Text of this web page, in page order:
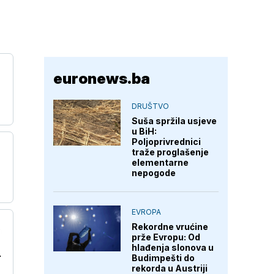
euronews.ba
DRUŠTVO
Suša spržila usjeve
u BiH:
Poljoprivrednici
traže proglašenje
elementarne
nepogode
EVROPA
Rekordne vrućine
prže Evropu: Od
hlađenja slonova u
Budimpešti do
rekorda u Austriji